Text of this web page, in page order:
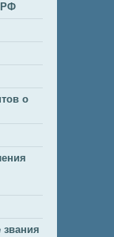
РФ
о